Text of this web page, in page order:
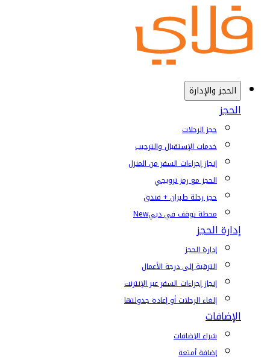
الحجز والإدارة
الحجز
حجز الرحلات
خدمات الإستقبال والترحيب
إنجاز إجراءات السفر من المنزل
الحجز مع رمز ترويجي
حجز رحلة طيران + فندق
محطة توقف في دبيNew
إدارة الحجز
إدارة الحجز
الترقية إلى درجة الأعمال
إنجاز إجراءات السفر عبر الإنترنت
إلغاء الرحلات أو إعادة جدولتها
الإضافات
شراء الإضافات
إضافة أمتعة